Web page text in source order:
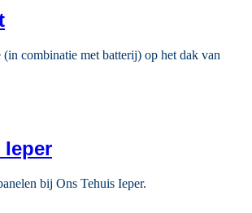
combinatie met batterij) op het dak van
Ieper
bij Ons Tehuis Ieper.